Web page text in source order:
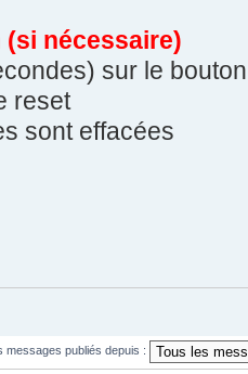
nécessaire)
sur le bouton
reset
sont effacées
messages publiés depuis :